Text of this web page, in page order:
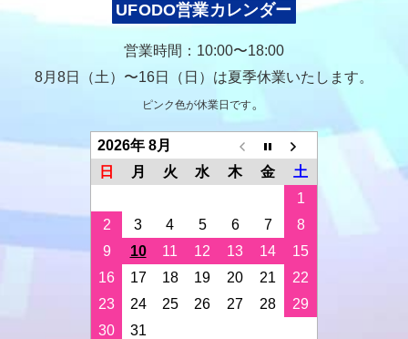
UFODO営業カレンダー
営業時間：10:00〜18:00
8月8日（土）〜16日（日）は夏季休業いたします。
ピンク色が休業日です。
2026年 8月
日
月 火 水 木 金
土
1
2
3 4 5 6 7
8
9
10 11 12 13 14
15
16
17 18 19 20 21
22
23
24 25 26 27 28
29
30
31